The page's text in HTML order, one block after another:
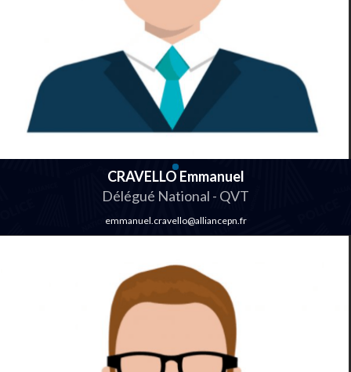
CRAVELLO Emmanuel
Délégué National - QVT
emmanuel.cravello@alliancepn.fr